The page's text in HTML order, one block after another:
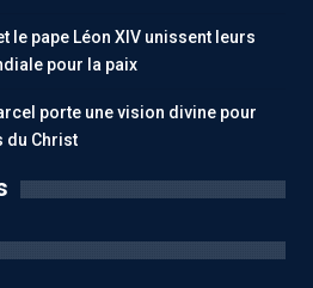
le pape Léon XIV unissent leurs
pour la paix
porte une vision divine pour
du Christ